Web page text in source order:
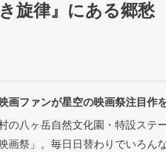
旋律』にある郷愁
画ファンが星空の映画祭注目作
の八ヶ岳自然文化園・特設ステ
画祭」。毎日日替わりでいろん